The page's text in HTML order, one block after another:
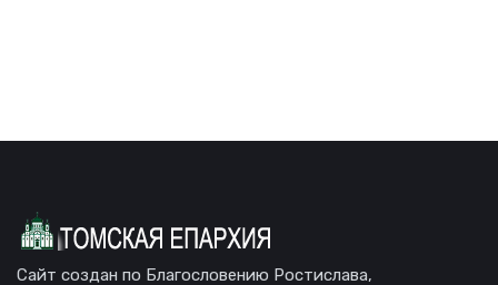
Сайт создан по Благословению Ростислава,